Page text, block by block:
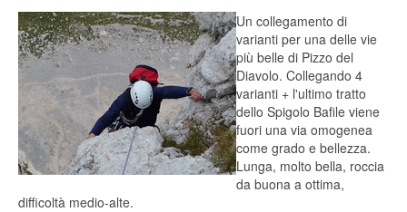
Un collegamento di
varianti per una delle vie
più belle di Pizzo del
Diavolo. Collegando 4
varianti + l'ultimo tratto
dello Spigolo Bafile viene
fuori una via omogenea
come grado e bellezza.
Lunga, molto bella, roccia
da buona a ottima,
difficoltà medio-alte.